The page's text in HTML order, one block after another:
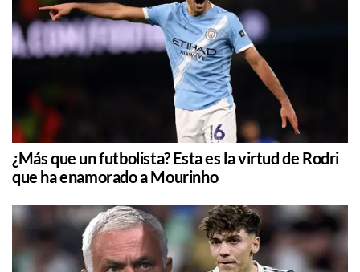
¿Más que un futbolista? Esta es la virtud de Rodri
que ha enamorado a Mourinho